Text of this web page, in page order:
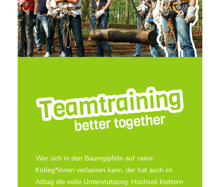
Wer sich in den Baumgipfeln auf seine
Kolleg*innen verlassen kann, der hat auch im
Alltag die volle Unterstützung. Hochseil klettern